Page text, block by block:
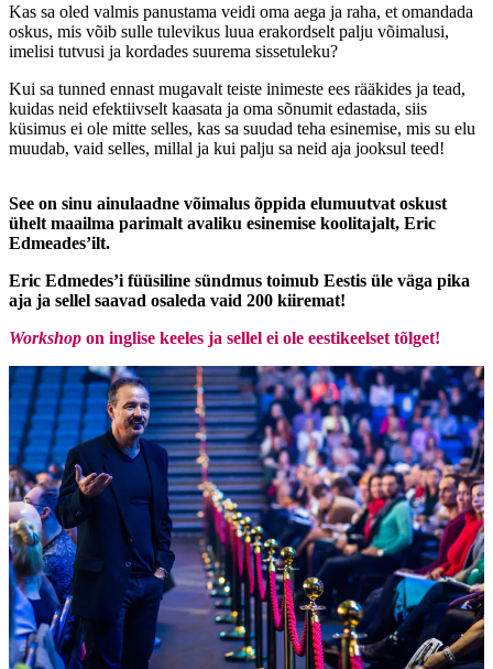
Kas sa oled valmis panustama veidi oma aega ja raha, et omandada
oskus, mis võib sulle tulevikus luua erakordselt palju võimalusi,
imelisi tutvusi ja kordades suurema sissetuleku?
Kui sa tunned ennast mugavalt teiste inimeste ees rääkides ja tead,
kuidas neid efektiivselt kaasata ja oma sõnumit edastada, siis
küsimus ei ole mitte selles, kas sa suudad teha esinemise, mis su elu
muudab, vaid selles, millal ja kui palju sa neid aja jooksul teed!
See on sinu ainulaadne võimalus õppida elumuutvat oskust
ühelt maailma parimalt avaliku esinemise koolitajalt, Eric
Edmeades’ilt.
Eric Edmedes’i füüsiline sündmus toimub Eestis üle väga pika
aja ja sellel saavad osaleda vaid 200 kiiremat!
Workshop on inglise keeles ja sellel ei ole eestikeelset tõlget!